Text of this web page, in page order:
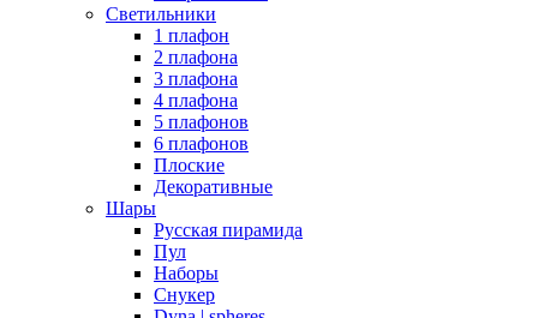
Светильники
1 плафон
2 плафона
3 плафона
4 плафона
5 плафонов
6 плафонов
Плоские
Декоративные
Шары
Русская пирамида
Пул
Наборы
Снукер